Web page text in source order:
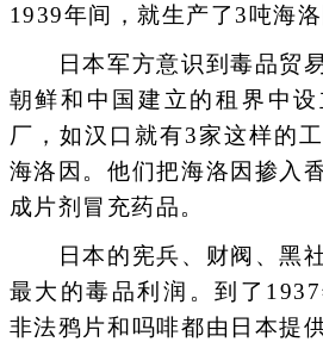
1939年间，就生产了3吨海洛
日本军方意识到毒品贸易
朝鲜和中国建立的租界中
厂，如汉口就有3家这样的
海洛因。他们把海洛因掺入
成片剂冒充药品。
日本的宪兵、财阀、黑社
最大的毒品利润。到了
非法鸦片和吗啡都由日本提